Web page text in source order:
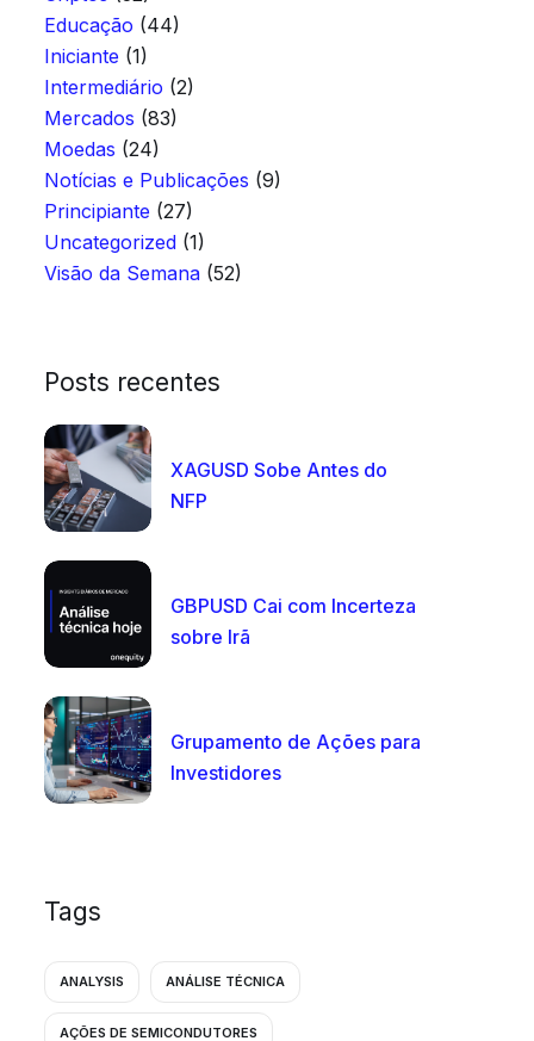
Educação (44)
Iniciante (1)
Intermediário (2)
Mercados (83)
Moedas (24)
Notícias e Publicações (9)
Principiante (27)
Uncategorized (1)
Visão da Semana (52)
Posts recentes
XAGUSD Sobe Antes do
NFP
GBPUSD Cai com Incerteza
sobre Irã
Grupamento de Ações para
Investidores
Tags
ANALYSIS ANÁLISE TÉCNICA
AÇÕES DE SEMICONDUTORES